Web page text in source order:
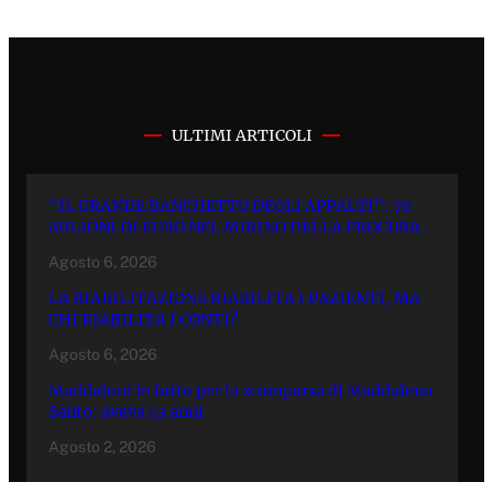
ULTIMI ARTICOLI
“IL GRANDE BANCHETTO DEGLI APPALTI”: 70
MILIONI DI EURO NEL MIRINO DELLA PROCURA.
Agosto 6, 2026
LA RIABILITAZIONE RIABILITA I PAZIENTI, MA
CHI RIABILITA I CONTI?
Agosto 6, 2026
Maddaloni in lutto per la scomparsa di Maddalena
Santo: aveva 53 anni
Agosto 2, 2026